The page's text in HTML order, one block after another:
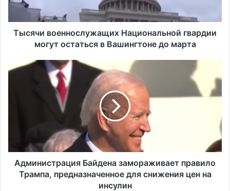
е
л
Тысячи военнослужащих Национальной гвардии
могут остаться в Вашингтоне до марта
р
Администрация Байдена замораживает правило
Трампа, предназначенное для снижения цен на
инсулин